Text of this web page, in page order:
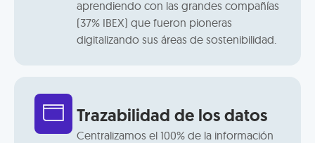
aprendiendo con las grandes compañías
(37% IBEX) que fueron pioneras
digitalizando sus áreas de sostenibilidad.
Trazabilidad de los datos
Centralizamos el 100% de la información